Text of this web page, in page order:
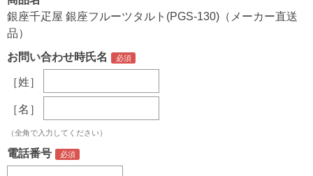
銀座千疋屋 銀座フルーツタルト(PGS-130)（メーカー直送
品）
お問い合わせ時氏名
［姓］
［名］
（全角で入力してください）
電話番号